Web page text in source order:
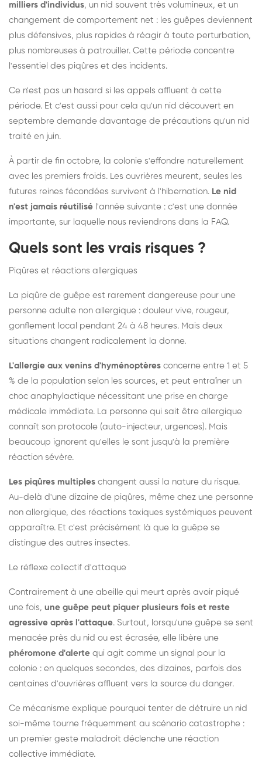
milliers d'individus, un nid souvent très volumineux, et un
changement de comportement net : les guêpes deviennent
plus défensives, plus rapides à réagir à toute perturbation,
plus nombreuses à patrouiller. Cette période concentre
l'essentiel des piqûres et des incidents.
Ce n'est pas un hasard si les appels affluent à cette
période. Et c'est aussi pour cela qu'un nid découvert en
septembre demande davantage de précautions qu'un nid
traité en juin.
À partir de fin octobre, la colonie s'effondre naturellement
avec les premiers froids. Les ouvrières meurent, seules les
futures reines fécondées survivent à l'hibernation. Le nid
n'est jamais réutilisé l'année suivante : c'est une donnée
importante, sur laquelle nous reviendrons dans la FAQ.
Quels sont les vrais risques ?
Piqûres et réactions allergiques
La piqûre de guêpe est rarement dangereuse pour une
personne adulte non allergique : douleur vive, rougeur,
gonflement local pendant 24 à 48 heures. Mais deux
situations changent radicalement la donne.
L'allergie aux venins d'hyménoptères concerne entre 1 et 5
% de la population selon les sources, et peut entraîner un
choc anaphylactique nécessitant une prise en charge
médicale immédiate. La personne qui sait être allergique
connaît son protocole (auto-injecteur, urgences). Mais
beaucoup ignorent qu'elles le sont jusqu'à la première
réaction sévère.
Les piqûres multiples changent aussi la nature du risque.
Au-delà d'une dizaine de piqûres, même chez une personne
non allergique, des réactions toxiques systémiques peuvent
apparaître. Et c'est précisément là que la guêpe se
distingue des autres insectes.
Le réflexe collectif d'attaque
Contrairement à une abeille qui meurt après avoir piqué
une fois, une guêpe peut piquer plusieurs fois et reste
agressive après l'attaque. Surtout, lorsqu'une guêpe se sent
menacée près du nid ou est écrasée, elle libère une
phéromone d'alerte qui agit comme un signal pour la
colonie : en quelques secondes, des dizaines, parfois des
centaines d'ouvrières affluent vers la source du danger.
Ce mécanisme explique pourquoi tenter de détruire un nid
soi-même tourne fréquemment au scénario catastrophe :
un premier geste maladroit déclenche une réaction
collective immédiate.